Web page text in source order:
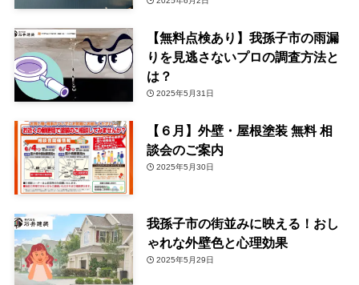
【無料点検あり】我孫子市の雨漏
りを見逃さないプロの調査方法と
は？
2025年5月31日
【６月】外壁・屋根塗装 無料 相
談会のご案内
2025年5月30日
我孫子市の街並みに映える！おし
ゃれな外壁色と心理効果
2025年5月29日